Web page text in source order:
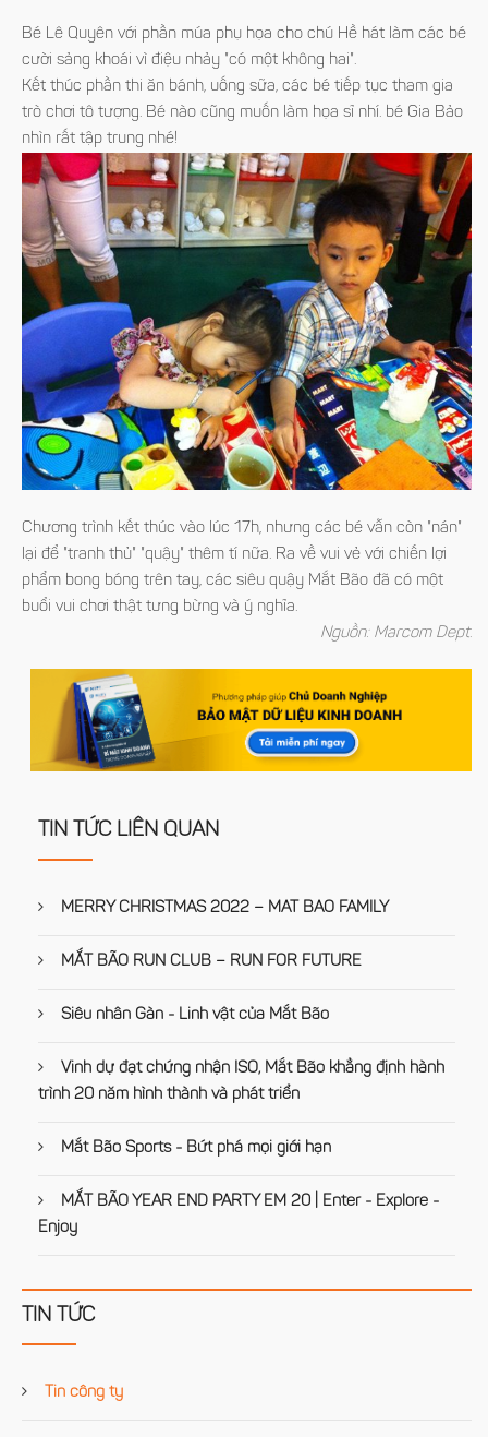
Bé Lê Quyên với phần múa phụ họa cho chú Hề hát làm các bé
cười sảng khoái vì điệu nhảy "có một không hai".
Kết thúc phần thi ăn bánh, uống sữa, các bé tiếp tục tham gia
trò chơi tô tượng. Bé nào cũng muốn làm họa sĩ nhí. bé Gia Bảo
nhìn rất tập trung nhé!
Chương trình kết thúc vào lúc 17h, nhưng các bé vẫn còn "nán"
lại để "tranh thủ" "quậy" thêm tí nữa. Ra về vui vẻ với chiến lợi
phẩm bong bóng trên tay, các siêu quậy Mắt Bão đã có một
buổi vui chơi thật tưng bừng và ý nghĩa.
Nguồn: Marcom Dept.
TIN TỨC LIÊN QUAN
MERRY CHRISTMAS 2022 – MAT BAO FAMILY
MẮT BÃO RUN CLUB – RUN FOR FUTURE
Siêu nhân Gàn - Linh vật của Mắt Bão
Vinh dự đạt chứng nhận ISO, Mắt Bão khẳng định hành
trình 20 năm hình thành và phát triển
Mắt Bão Sports - Bứt phá mọi giới hạn
MẮT BÃO YEAR END PARTY EM 20 | Enter - Explore -
Enjoy
TIN TỨC
Tin công ty